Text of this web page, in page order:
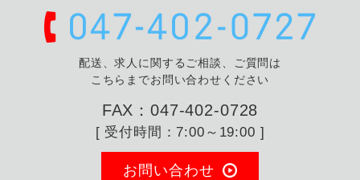
配送、求人に関するご相談、ご質問は
こちらまでお問い合わせください
FAX：047-402-0728
[ 受付時間：7:00～19:00 ]
お問い合わせ